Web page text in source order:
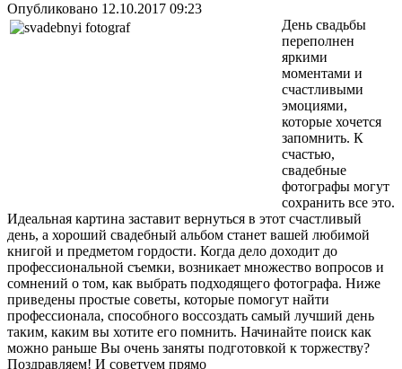
Опубликовано 12.10.2017 09:23
День свадьбы
переполнен
яркими
моментами и
счастливыми
эмоциями,
которые хочется
запомнить. К
счастью,
свадебные
фотографы могут
сохранить все это.
Идеальная картина заставит вернуться в этот счастливый
день, а хороший свадебный альбом станет вашей любимой
книгой и предметом гордости. Когда дело доходит до
профессиональной съемки, возникает множество вопросов и
сомнений о том, как выбрать подходящего фотографа. Ниже
приведены простые советы, которые помогут найти
профессионала, способного воссоздать самый лучший день
таким, каким вы хотите его помнить. Начинайте поиск как
можно раньше Вы очень заняты подготовкой к торжеству?
Поздравляем! И советуем прямо